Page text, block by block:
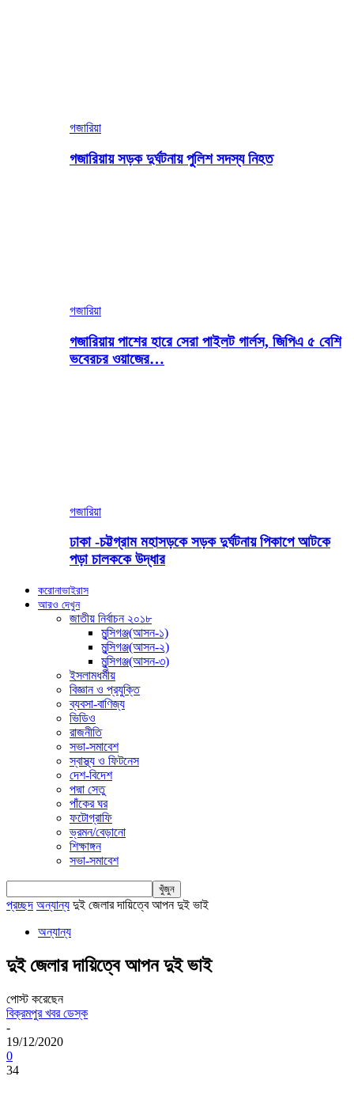
গজারিয়া
গজারিয়ায় সড়ক দুর্ঘটনায় পুলিশ সদস্য নিহত
গজারিয়া
গজারিয়ায় পাশের হারে সেরা পাইলট গার্লস, জিপিএ ৫ বেশি
ভবেরচর ওয়াজের…
গজারিয়া
ঢাকা -চট্টগ্রাম মহাসড়কে সড়ক দুর্ঘটনায় পিকাপে আটকে
পড়া চালককে উদ্ধার
করোনাভাইরাস
আরও দেখুন
জাতীয় নির্বাচন ২০১৮
মুন্সিগঞ্জ(আসন-১)
মুন্সিগঞ্জ(আসন-২)
মুন্সিগঞ্জ(আসন-৩)
ইসলামধর্মীয়
বিজ্ঞান ও প্রযুক্তি
ব্যবসা-বাণিজ্য
ভিডিও
রাজনীতি
সভা-সমাবেশ
স্বাস্থ্য ও ফিটনেস
দেশ-বিদেশ
পদ্মা সেতু
পাঁকের ঘর
ফটোগ্রাফি
ভ্রমন/বেড়ানো
শিক্ষাঙ্গন
সভা-সমাবেশ
প্রচ্ছদ অন্যান্য দুই জেলার দায়িত্বে আপন দুই ভাই
অন্যান্য
দুই জেলার দায়িত্বে আপন দুই ভাই
পোস্ট করেছেন
বিক্রমপুর খবর ডেস্ক
-
19/12/2020
0
34